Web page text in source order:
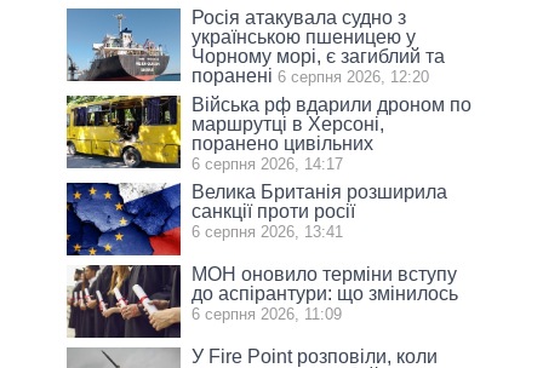
Росія атакувала судно з
українською пшеницею у
Чорному морі, є загиблий та
поранені 6 серпня 2026, 12:20
Війська рф вдарили дроном по
маршрутці в Херсоні,
поранено цивільних
6 серпня 2026, 14:17
Велика Британія розширила
санкції проти росії
6 серпня 2026, 13:41
МОН оновило терміни вступу
до аспірантури: що змінилось
6 серпня 2026, 11:09
У Fire Point розповіли, коли